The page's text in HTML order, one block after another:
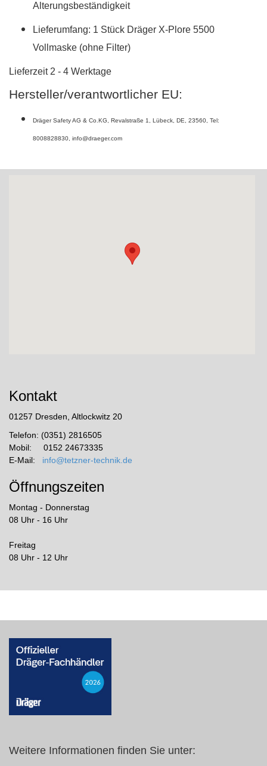
Alterungsbeständigkeit
Lieferumfang: 1 Stück Dräger X-Plore 5500
Vollmaske (ohne Filter)
Lieferzeit 2 - 4 Werktage
Hersteller/verantwortlicher EU:
Dräger Safety AG & Co.KG, Revalstraße 1, Lübeck, DE, 23560, Tel:
8008828830, info@draeger.com
Kontakt
01257 Dresden, Altlockwitz 20
Telefon: (0351) 2816505
Mobil: 0152 24673335
E-Mail: info@tetzner-technik.de
Öffnungszeiten
Montag - Donnerstag
08 Uhr - 16 Uhr
Freitag
08 Uhr - 12 Uhr
Weitere Informationen finden Sie unter: